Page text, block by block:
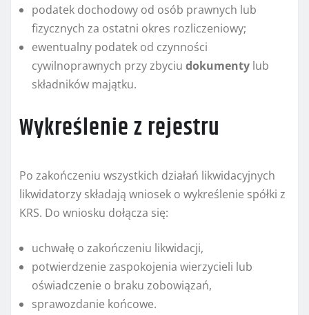
podatek dochodowy od osób prawnych lub
fizycznych za ostatni okres rozliczeniowy;
ewentualny podatek od czynności
cywilnoprawnych przy zbyciu dokumenty lub
składników majątku.
Wykreślenie z rejestru
Po zakończeniu wszystkich działań likwidacyjnych
likwidatorzy składają wniosek o wykreślenie spółki z
KRS. Do wniosku dołącza się:
uchwałę o zakończeniu likwidacji,
potwierdzenie zaspokojenia wierzycieli lub
oświadczenie o braku zobowiązań,
sprawozdanie końcowe.